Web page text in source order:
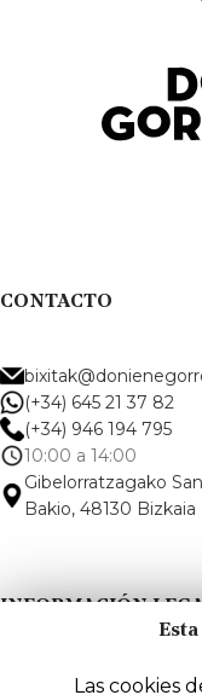
CONTACTO
(+34) 645 21 37 82
(+34) 946 194 795
10:00 a 14:00
Gibelorratzagako
Bakio, 48130 Bizkaia
INFORMACIÓN
Aviso legalLas cookies